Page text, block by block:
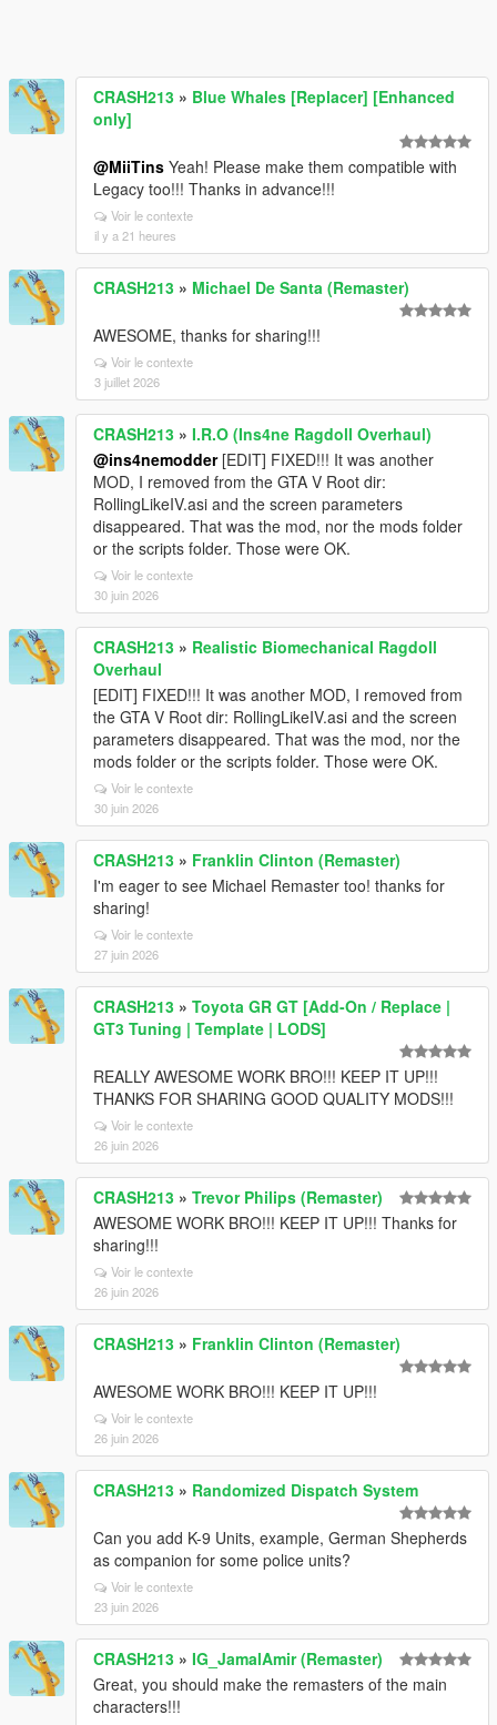
CRASH213 » Blue Whales [Replacer] [Enhanced
only]
@MiiTins Yeah! Please make them compatible with
Legacy too!!! Thanks in advance!!!
Voir le contexte
il y a 21 heures
CRASH213 » Michael De Santa (Remaster)
AWESOME, thanks for sharing!!!
Voir le contexte
3 juillet 2026
CRASH213 » I.R.O (Ins4ne Ragdoll Overhaul)
@ins4nemodder[EDIT] FIXED!!! It was another
MOD, I removed from the GTA V Root dir:
RollingLikeIV.asi and the screen parameters
disappeared. That was the mod, nor the mods folder
or the scripts folder. Those were OK.
Voir le contexte
30 juin 2026
CRASH213 » Realistic Biomechanical Ragdoll
Overhaul
[EDIT] FIXED!!! It was another MOD, I removed from
the GTA V Root dir: RollingLikeIV.asi and the screen
parameters disappeared. That was the mod, nor the
mods folder or the scripts folder. Those were OK.
Voir le contexte
30 juin 2026
CRASH213 » Franklin Clinton (Remaster)
I'm eager to see Michael Remaster too! thanks for
sharing!
Voir le contexte
27 juin 2026
CRASH213 » Toyota GR GT [Add-On / Replace |
GT3 Tuning | Template | LODS]
REALLY AWESOME WORK BRO!!! KEEP IT UP!!!
THANKS FOR SHARING GOOD QUALITY MODS!!!
Voir le contexte
26 juin 2026
CRASH213 » Trevor Philips (Remaster)
AWESOME WORK BRO!!! KEEP IT UP!!! Thanks for
sharing!!!
Voir le contexte
26 juin 2026
CRASH213 » Franklin Clinton (Remaster)
AWESOME WORK BRO!!! KEEP IT UP!!!
Voir le contexte
26 juin 2026
CRASH213 » Randomized Dispatch System
Can you add K-9 Units, example, German Shepherds
as companion for some police units?
Voir le contexte
23 juin 2026
CRASH213 » IG_JamalAmir (Remaster)
Great, you should make the remasters of the main
characters!!!